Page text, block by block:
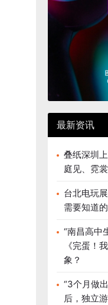
最新资讯
叠纸深圳
庭见、霓
台北电玩
需要知道
“南昌高中
《完蛋！
象？
“3个月做
后，独立